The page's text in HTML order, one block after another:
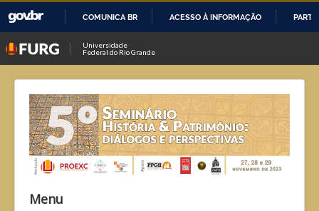
O
CONTEÚDO
COMUNICA BR ACESSO À INFORMAÇÃO
Universidade
Federal do Rio Grande
Menu